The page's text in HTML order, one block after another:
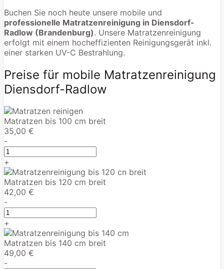
Buchen Sie noch heute unsere mobile und
professionelle Matratzenreinigung in Diensdorf-
Radlow (Brandenburg). Unsere Matratzenreinigung
erfolgt mit einem hocheffizienten Reinigungsgerät inkl.
einer starken UV-C Bestrahlung.
Preise für mobile Matratzenreinigung
Diensdorf-Radlow
Matratzen bis 100 cm breit
35,00 €
-
+
Matratzen bis 120 cm breit
42,00 €
-
+
Matratzen bis 140 cm breit
49,00 €
-